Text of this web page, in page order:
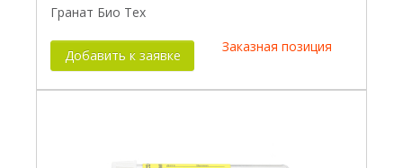
Гранат Био Тех
Добавить к заявке
Заказная позиция